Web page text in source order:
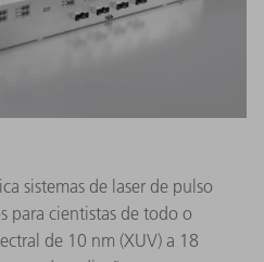
sistemas de laser de pulso
para cientistas de todo o
de 10 nm (XUV) a 18